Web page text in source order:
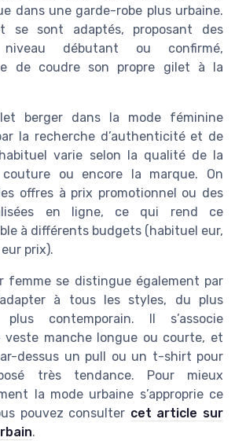
dans une garde-robe plus urbaine.
se sont adaptés, proposant des
débutant ou confirmé,
de coudre son propre gilet à la
berger dans la mode féminine
la recherche d’authenticité et de
varie selon la qualité de la
ou encore la marque. On
offres à prix promotionnel ou des
en ligne, ce qui rend ce
à différents budgets (habituel eur,
prix).
femme se distingue également par
à tous les styles, du plus
contemporain. Il s’associe
manche longue ou courte, et
dessus un pull ou un t-shirt pour
très tendance. Pour mieux
la mode urbaine s’approprie ce
pouvez consulter cet article sur
.